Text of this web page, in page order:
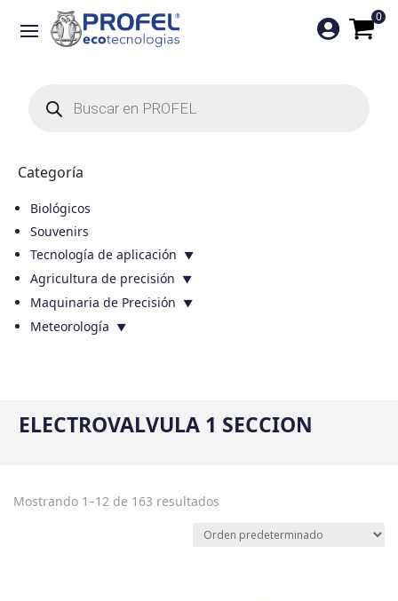
productos
0

Categoría
Biológicos
Souvenirs
Tecnología de aplicación
Agricultura de precisión
Maquinaria de Precisión
Meteorología
ELECTROVALVULA 1 SECCION
Mostrando 1–12 de 163 resultados